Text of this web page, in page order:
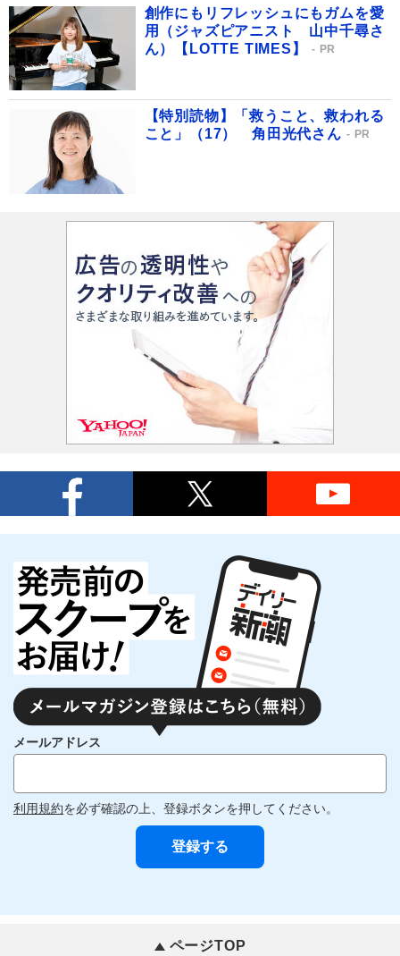
創作にもリフレッシュにもガムを愛
用（ジャズピアニスト 山中千尋さ
ん）【LOTTE TIMES】
PR
【特別読物】「救うこと、救われる
こと」（17） 角田光代さん
PR
メールアドレス
利用規約を必ず確認の上、登録ボタンを押してください。
ページTOP